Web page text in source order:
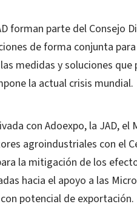
forman parte del Consejo
de forma conjunta
medidas y soluciones
la actual crisis mundial.
con Adoexpo, la JAD,
agroindustriales con el
la mitigación de los
hacia el apoyo a las
potencial de exportación.